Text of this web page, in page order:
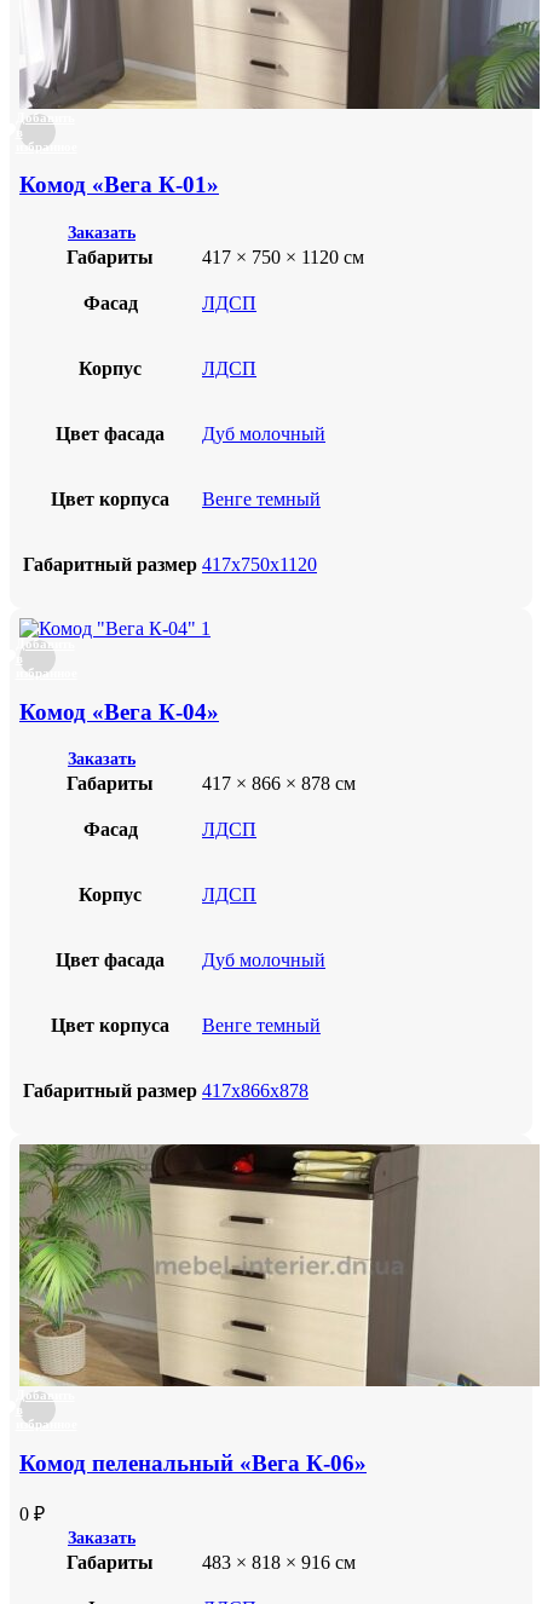
Добавить
в
избранное
Комод «Вега К-01»
Заказать
Габариты 417 × 750 × 1120 см
Фасад ЛДСП
Корпус ЛДСП
Цвет фасада Дуб молочный
Цвет корпуса Венге темный
Габаритный размер 417х750х1120
Добавить
в
избранное
Комод «Вега К-04»
Заказать
Габариты 417 × 866 × 878 см
Фасад ЛДСП
Корпус ЛДСП
Цвет фасада Дуб молочный
Цвет корпуса Венге темный
Габаритный размер 417х866х878
Добавить
в
избранное
Комод пеленальный «Вега К-06»
0 ₽
Заказать
Габариты 483 × 818 × 916 см